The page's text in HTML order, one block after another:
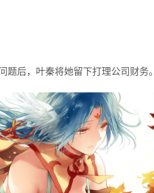
题后，叶秦将她留下打理公司财务。